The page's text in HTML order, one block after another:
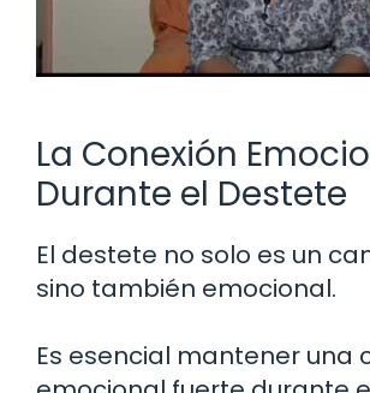
La Conexión
Durante el Destete
El destete no solo es un
sino también emocional.
Es esencial mantener una